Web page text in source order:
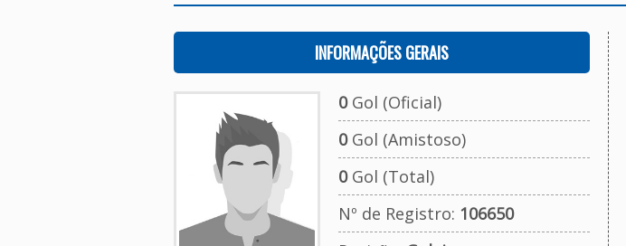
INFORMAÇÕES GERAIS
0Gol (Oficial)
0Gol (Amistoso)
0Gol (Total)
Nº de Registro: 106650